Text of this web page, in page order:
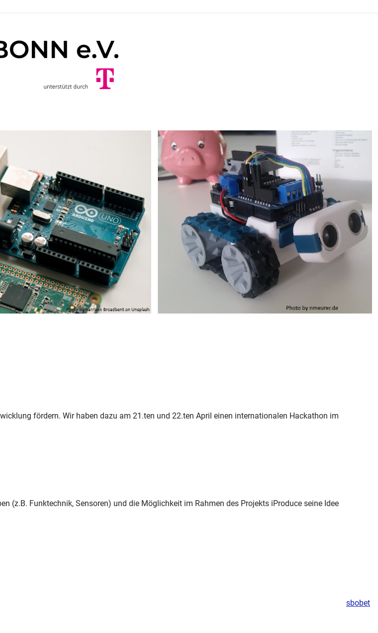
fördern. Wir haben dazu am 21.ten und 22.ten April einen internationalen Hackathon im
(z.B. Funktechnik, Sensoren) und die Möglichkeit im Rahmen des Projekts iProduce seine Idee
sbobet